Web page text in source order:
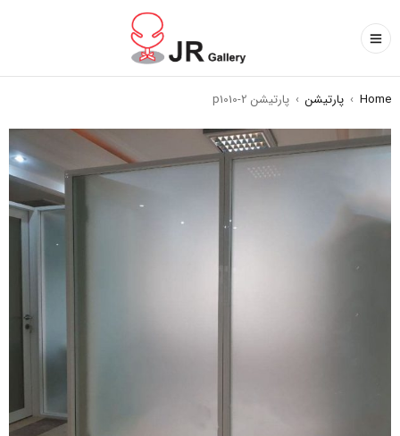
Home
› پارتیشن › پارتیشن p1010-2